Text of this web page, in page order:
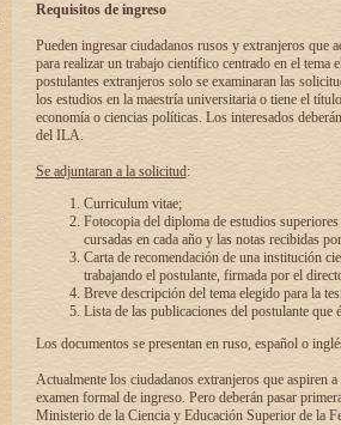
Requisitos de ingreso
Pueden ingresar ciudadanos rusos y extranjeros que
para realizar un trabajo científico centrado en el tema
postulantes extranjeros solo se examinaran las
los estudios en la maestría universitaria o tiene el
economía o ciencias políticas. Los interesados
del ILA.
Se adjuntaran a la solicitud:
Curriculum vitae;
Fotocopia del diploma de estudios
cursadas en cada año y las notas recibidas
Carta de recomendación de una institución
trabajando el postulante, firmada por el
Breve descripción del tema elegido para la
Lista de las publicaciones del postulante que
Los documentos se presentan en ruso, español o
Actualmente los ciudadanos extranjeros que aspiren
examen formal de ingreso. Pero deberán pasar
Ministerio de la Ciencia y Educación Superior de la